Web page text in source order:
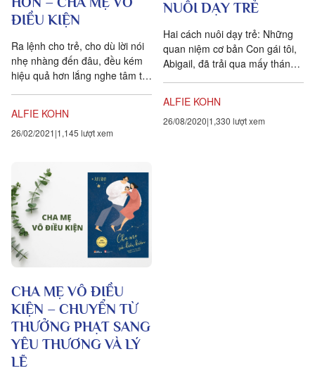
ĐIỀU KIỆN
Ra lệnh cho trẻ, cho dù lời nói
nhẹ nhàng đến đâu, đều kém
hiệu quả hơn lắng nghe tâm tư,
ALFIE KOHN
26/02/2021 1,145 lượt xem
NUÔI DẠY TRẺ
Hai cách nuôi dạy trẻ: Những
quan niệm cơ bản Con gái tôi,
Abigail, đã trải qua mấy tháng
ALFIE KOHN
26/08/2020 1,330 lượt xem
CHA MẸ VÔ ĐIỀU
KIỆN – CHUYỂN TỪ
THƯỞNG PHẠT SANG
YÊU THƯƠNG VÀ LÝ
LẼ